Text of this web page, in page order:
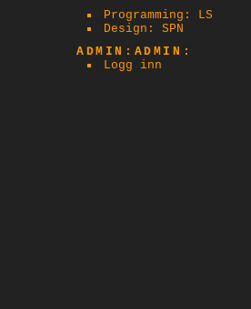
Programming: LS
Design: SPN
ADMIN:ADMIN:
Logg inn